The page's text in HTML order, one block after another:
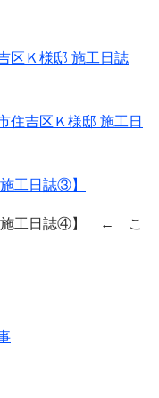
区Ｋ様邸 施工日誌
住吉区Ｋ様邸 施工日
工日誌③】
施工日誌④】 ← こ